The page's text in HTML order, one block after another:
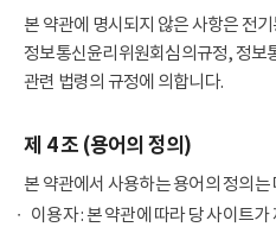
본 약관에 명시되지 않은 사항은 전
정보통신윤리위원회심의규정, 정보
관련 법령의 규정에 의합니다.
제 4 조 (용어의 정의)
본 약관에서 사용하는 용어의 정의는
이용자 : 본 약관에 따라 당 사이트